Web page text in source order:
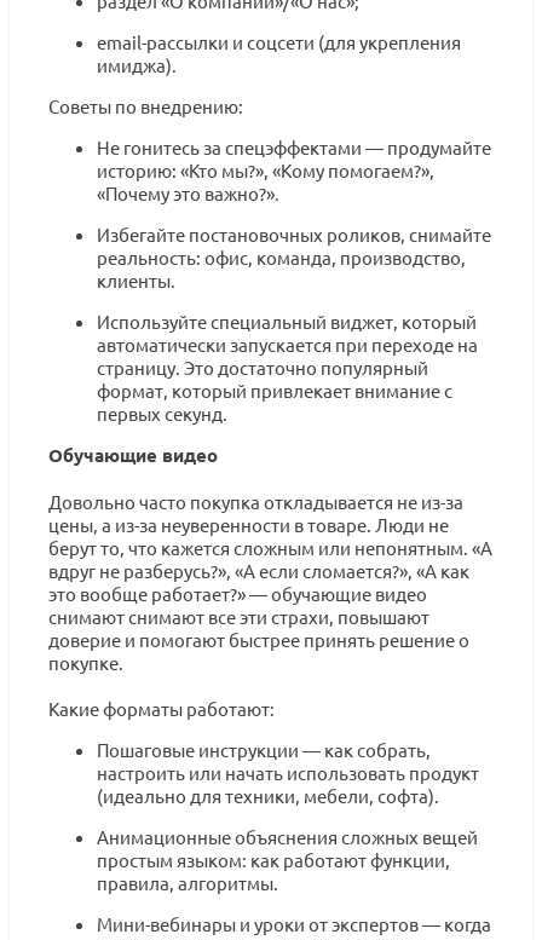
email-рассылки и соцсети (для укрепления
имиджа).
Советы по внедрению:
Не гонитесь за спецэффектами — продумайте
историю: «Кто мы?», «Кому помогаем?»,
«Почему это важно?».
Избегайте постановочных роликов, снимайте
реальность: офис, команда, производство,
клиенты.
Используйте специальный виджет, который
автоматически запускается при переходе на
страницу. Это достаточно популярный
формат, который привлекает внимание с
первых секунд.
Обучающие видео
Довольно часто покупка откладывается не из-за
цены, а из-за неуверенности в товаре. Люди не
берут то, что кажется сложным или непонятным. «А
вдруг не разберусь?», «А если сломается?», «А как
это вообще работает?» — обучающие видео
снимают снимают все эти страхи, повышают
доверие и помогают быстрее принять решение о
покупке.
Какие форматы работают:
Пошаговые инструкции — как собрать,
настроить или начать использовать продукт
(идеально для техники, мебели, софта).
Анимационные объяснения сложных вещей
простым языком: как работают функции,
правила, алгоритмы.
Мини-вебинары и уроки от экспертов — когда